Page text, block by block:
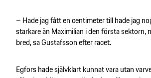
– Hade jag fått en centimeter till hade jag
starkare än Maximilian i den första sektorn,
bred, sa Gustafsson efter racet.
Egfors hade självklart kunnat vara utan